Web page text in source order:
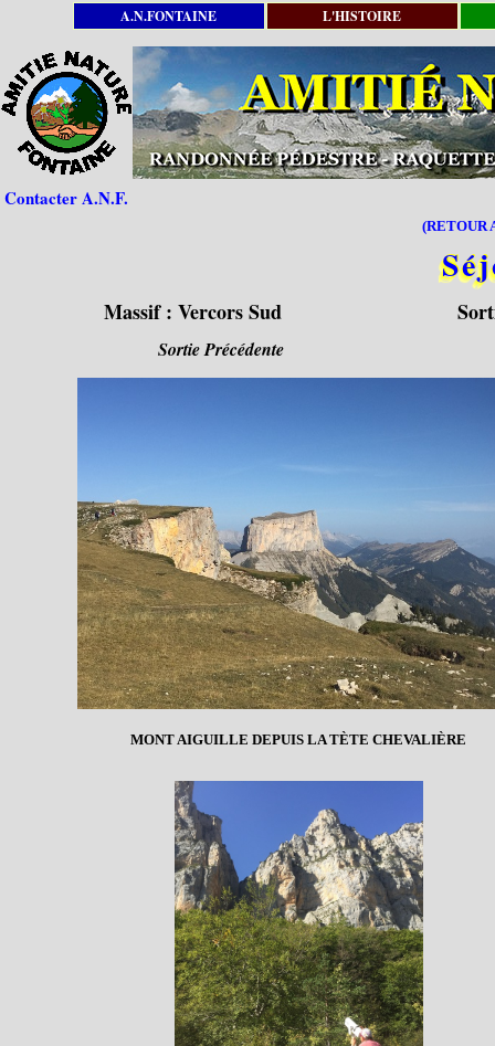
A.N.FONTAINE L'HISTOIRE
Contacter A.N.F.
(RETOUR
Massif :Vercors Sud
Sortie Précédente
MONT AIGUILLE DEPUIS LA TÈTE CHEVALIÈRE